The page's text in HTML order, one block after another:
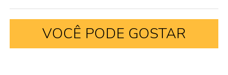
VOCÊ PODE GOSTAR